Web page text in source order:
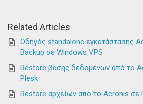
Related Articles
Οδηγός standalone εγκατάστασης
Backup σε Windows VPS
Restore βάσης δεδομένων από το
Plesk
Restore αρχείων από το Αcronis σε